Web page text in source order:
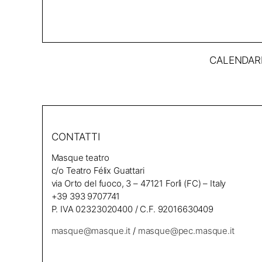
CONTATTI
Masque teatro
c/o Teatro Félix Guattari
via Orto del fuoco, 3 – 47121 Forlì (FC) – Italy
+39 393 9707741
P. IVA 02323020400 / C.F. 92016630409
masque@masque.it / masque@pec.masque.it